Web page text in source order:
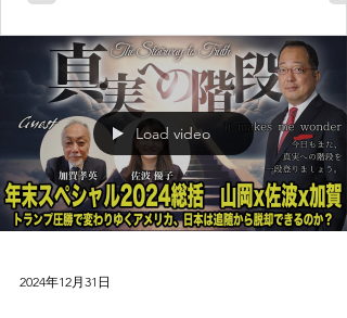
アナリスト 山岡鉄秀氏
Load video
2024年12月31日